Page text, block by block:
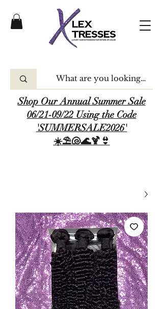
Shop Our Annual Summer Sale
06/21-09/22 Using the Code
'SUMMERSALE2026'
☀️⛱️🐚🌊🍹👙